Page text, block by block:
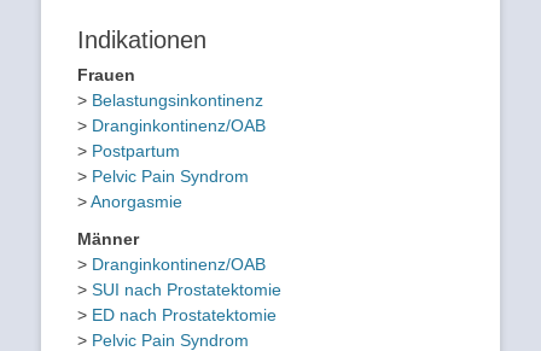
Indikationen
Frauen
> Belastungsinkontinenz
> Dranginkontinenz/OAB
> Postpartum
> Pelvic Pain Syndrom
>Anorgasmie
Männer
> Dranginkontinenz/OAB
> SUI nach Prostatektomie
> ED nach Prostatektomie
> Pelvic Pain Syndrom